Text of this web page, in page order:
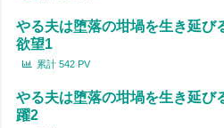
やる夫は堕落の坩堝を生き延
欲望1
累計 542 PV
やる夫は堕落の坩堝を生き延
躍2